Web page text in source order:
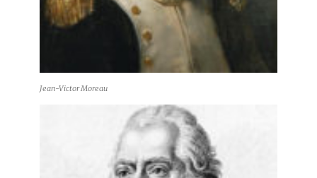
Jean-Victor Moreau